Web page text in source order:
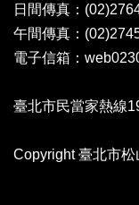
日間傳真：
午間傳真：
電子信箱：
臺北市民當家熱線
Copyright 臺北市